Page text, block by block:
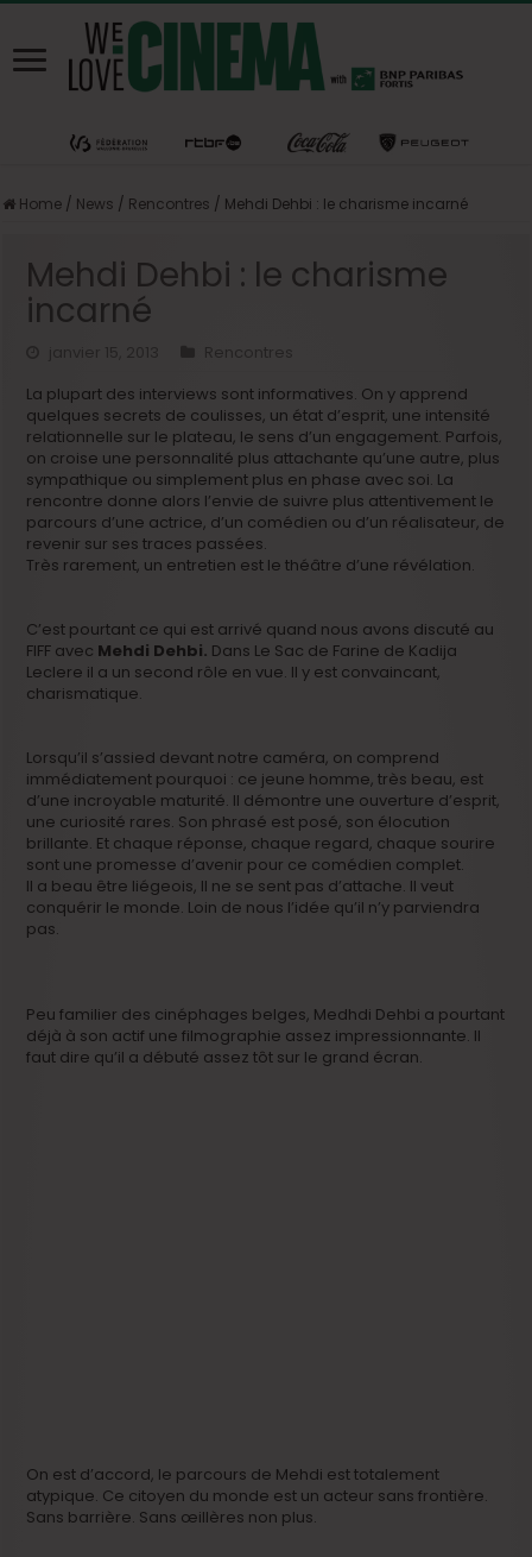
Home / News / Rencontres / Mehdi Dehbi : le charisme incarné
Mehdi Dehbi : le charisme
incarné
Rencontres
La plupart des interviews sont informatives. On y apprend
quelques secrets de coulisses, un état d’esprit, une intensité
relationnelle sur le plateau, le sens d’un engagement. Parfois,
on croise une personnalité plus attachante qu’une autre, plus
sympathique ou simplement plus en phase avec soi. La
rencontre donne alors l’envie de suivre plus attentivement le
parcours d’une actrice, d’un comédien ou d’un réalisateur, de
revenir sur ses traces passées.
Très rarement, un entretien est le théâtre d’une révélation.
C’est pourtant ce qui est arrivé quand nous avons discuté au
FIFF avec Mehdi Dehbi. Dans Le Sac de Farine de Kadija
Leclere il a un second rôle en vue. Il y est convaincant,
charismatique.
Lorsqu’il s’assied devant notre caméra, on comprend
immédiatement pourquoi : ce jeune homme, très beau, est
d’une incroyable maturité. Il démontre une ouverture d’esprit,
une curiosité rares. Son phrasé est posé, son élocution
brillante. Et chaque réponse, chaque regard, chaque sourire
sont une promesse d’avenir pour ce comédien complet.
Il a beau être liégeois, Il ne se sent pas d’attache. Il veut
conquérir le monde. Loin de nous l’idée qu’il n’y parviendra
pas.
Peu familier des cinéphages belges, Medhdi Dehbi a pourtant
déjà à son actif une filmographie assez impressionnante. Il
faut dire qu’il a débuté assez tôt sur le grand écran.
On est d’accord, le parcours de Mehdi est totalement
atypique. Ce citoyen du monde est un acteur sans frontière.
Sans barrière. Sans œillères non plus.